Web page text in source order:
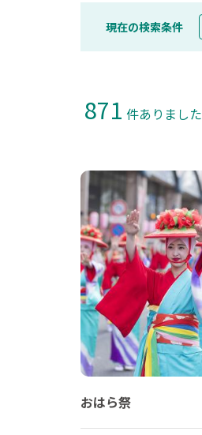
現在の検索条件
871 件ありました
おはら祭